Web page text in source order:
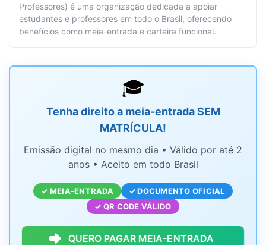
Professores) é uma organização dedicada a apoiar
estudantes e professores em todo o Brasil, oferecendo
benefícios como meia-entrada e carteira funcional.
🎓
Tenha direito a meia-entrada SEM
MATRÍCULA!
Emissão digital no mesmo dia • Válido por até 2
anos • Aceito em todo Brasil
✓ MEIA-ENTRADA
✓ DOCUMENTO OFICIAL
✓ QR CODE VÁLIDO
QUERO PAGAR MEIA-ENTRADA